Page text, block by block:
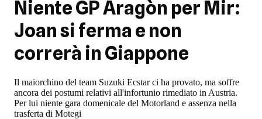
Niente GP Aragòn per Mir:
Joan si ferma e non
correrà in Giappone
Il maiorchino del team Suzuki Ecstar ci ha provato, ma soffre
ancora dei postumi relativi all'infortunio rimediato in Austria.
Per lui niente gara domenicale del Motorland e assenza nella
trasferta di Motegi